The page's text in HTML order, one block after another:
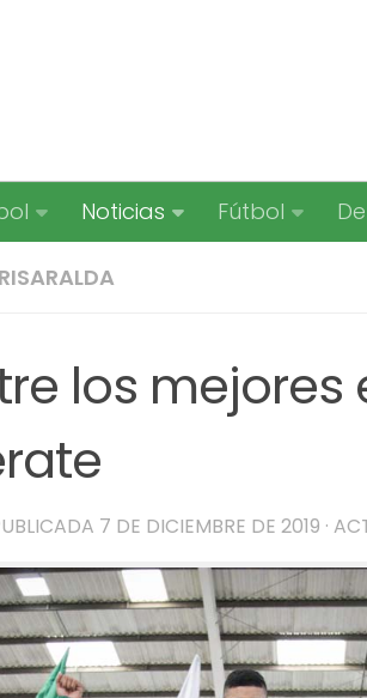
Noticias Fútbol
RISARALDA
los mejores
7 DE DICIEMBRE DE 2019 ·